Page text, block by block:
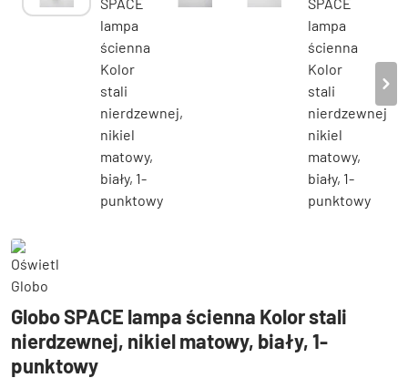
Globo SPACE lampa ścienna Kolor stali
nierdzewnej, nikiel matowy, biały, 1-
punktowy